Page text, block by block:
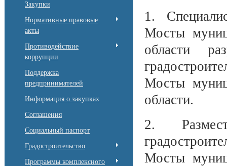
Закупки
Нормативные правовые
акты
Противодействие
коррупции
Поддержка
предпринимателей
Информация о закупках
Соглашения
Социальный паспорт
Градостроительство
Программы комплексного
1.
Мосты
области
Мосты
области.
2.
Мосты